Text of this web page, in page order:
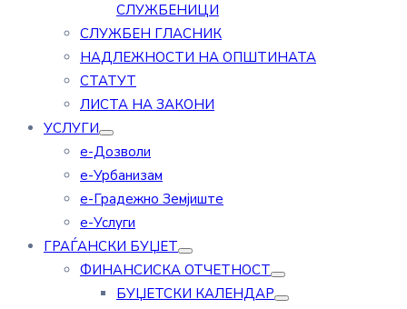
СЛУЖБЕНИЦИ
СЛУЖБЕН ГЛАСНИК
НАДЛЕЖНОСТИ НА ОПШТИНАТА
СТАТУТ
ЛИСТА НА ЗАКОНИ
УСЛУГИ
е-Дозволи
е-Урбанизам
е-Градежно Земјиште
е-Услуги
ГРАЃАНСКИ БУЏЕТ
ФИНАНСИСКА ОТЧЕТНОСТ
БУЏЕТСКИ КАЛЕНДАР